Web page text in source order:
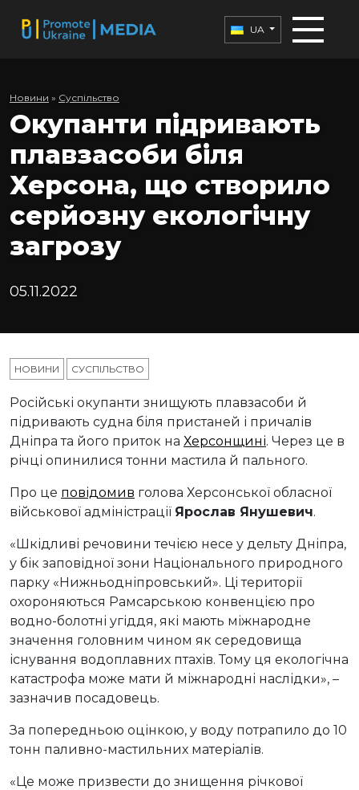
UA
Новини » Суспільство
Окупанти підривають
плавзасоби біля
Херсона, що створило
серйозну екологічну
загрозу
05.11.2022
НОВИНИ СУСПІЛЬСТВО
Російські окупанти знищують плавзасоби й
підривають судна біля пристаней і причалів
Дніпра та його приток на Херсонщині. Через це в
річці опинилися тонни мастила й пального.
Про це повідомив голова Херсонської обласної
військової адміністрації Ярослав Янушевич.
«Шкідливі речовини течією несе у дельту Дніпра,
у бік заповідної зони Національного природного
парку «Нижньодніпровський». Ці території
охороняються Рамсарською конвенцією про
водно-болотні угіддя, які мають міжнародне
значення головним чином як середовища
існування водоплавних птахів. Тому ця екологічна
катастрофа може мати й міжнародні наслідки», –
зазначив посадовець.
За попередньою оцінкою, у воду потрапило до 10
тонн паливно-мастильних матеріалів.
«Це може призвести до знищення річкової